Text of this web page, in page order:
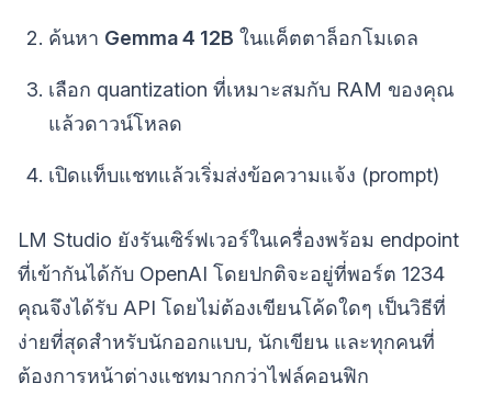
ค้นหา Gemma 4 12B ในแค็ตตาล็อกโมเดล
เลือก quantization ที่เหมาะสมกับ RAM ของคุณ
แล้วดาวน์โหลด
เปิดแท็บแชทแล้วเริ่มส่งข้อความแจ้ง (prompt)
LM Studio ยังรันเซิร์ฟเวอร์ในเครื่องพร้อม endpoint
ที่เข้ากันได้กับ OpenAI โดยปกติจะอยู่ที่พอร์ต 1234
คุณจึงได้รับ API โดยไม่ต้องเขียนโค้ดใดๆ เป็นวิธีที่
ง่ายที่สุดสำหรับนักออกแบบ, นักเขียน และทุกคนที่
ต้องการหน้าต่างแชทมากกว่าไฟล์คอนฟิก